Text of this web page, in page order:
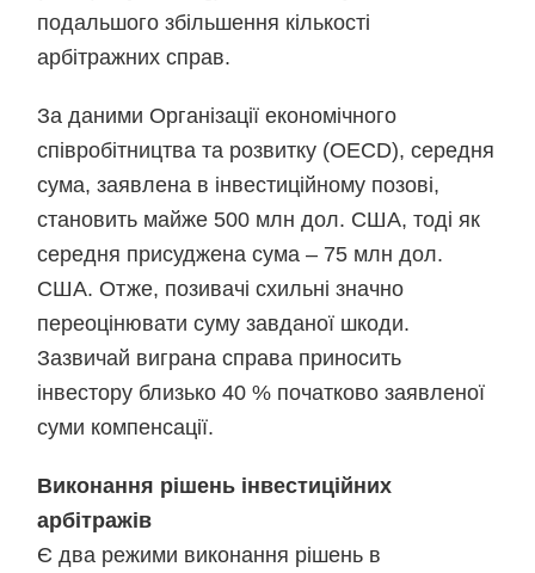
подальшого збільшення кількості
арбітражних справ.
За даними Організації економічного
співробітництва та розвитку (OECD), середня
сума, заявлена в інвестиційному позові,
становить майже 500 млн дол. США, тоді як
середня присуджена сума – 75 млн дол.
США. Отже, позивачі схильні значно
переоцінювати суму завданої шкоди.
Зазвичай виграна справа приносить
інвестору близько 40 % початково заявленої
суми компенсації.
Виконання рішень інвестиційних
арбітражів
Є два режими виконання рішень в